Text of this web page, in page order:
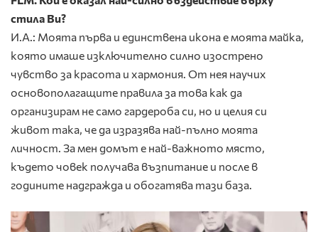
стила Ви?
И.А.: Моята първа и единствена икона е моята майка,
която имаше изключително силно изострено
чувство за красота и хармония. От нея научих
основополагащите правила за това как да
организирам не само гардероба си, но и целия си
живот така, че да изразява най-пълно моята
личност. За мен домът е най-важното място,
където човек получава възпитание и после в
годините надгражда и обогатява тази база.